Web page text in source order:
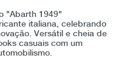
"Abarth 1949"
italiana, celebrando
Versátil e cheia de
casuais com um